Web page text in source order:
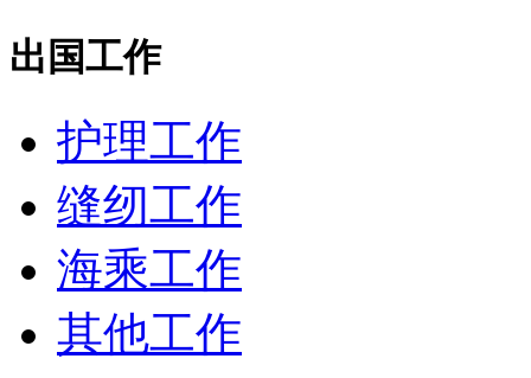
出国工作
护理工作
缝纫工作
海乘工作
其他工作